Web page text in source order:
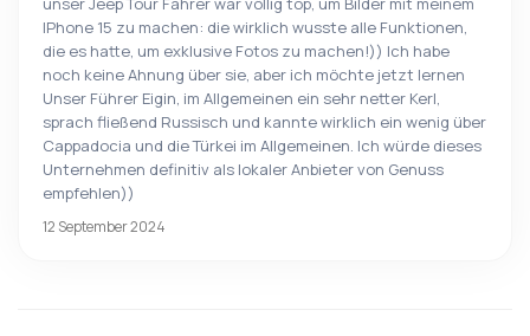
IPhone 15 zu machen: die wirklich wusste alle Funktionen,
die es hatte, um exklusive Fotos zu machen!)) Ich habe
noch keine Ahnung über sie, aber ich möchte jetzt lernen
Unser Führer Eigin, im Allgemeinen ein sehr netter Kerl,
sprach fließend Russisch und kannte wirklich ein wenig über
Cappadocia und die Türkei im Allgemeinen. Ich würde dieses
Unternehmen definitiv als lokaler Anbieter von Genuss
empfehlen))
12 September 2024